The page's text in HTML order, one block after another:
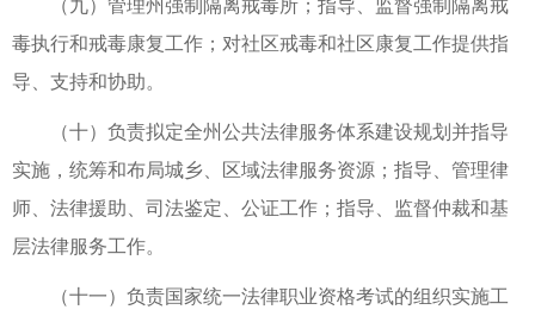
（九）管理州强制隔离戒毒所；指导、监督强制隔离戒
毒执行和戒毒康复工作；对社区戒毒和社区康复工作提供指
导、支持和协助。
（十）负责拟定全州公共法律服务体系建设规划并指导
实施，统筹和布局城乡、区域法律服务资源；指导、管理律
师、法律援助、司法鉴定、公证工作；指导、监督仲裁和基
层法律服务工作。
（十一）负责国家统一法律职业资格考试的组织实施工